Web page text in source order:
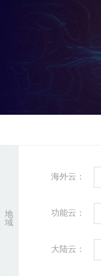
地
域
海外云：
功能云：
大陆云：